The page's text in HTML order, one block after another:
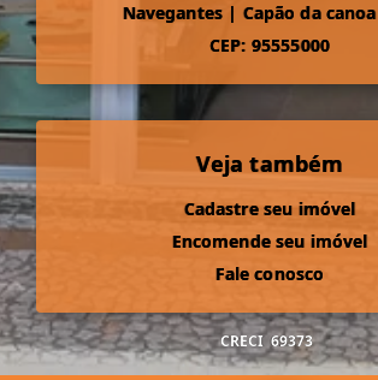
Navegantes | Capão da canoa
CEP: 95555000
Veja também
Cadastre seu imóvel
Encomende seu imóvel
Fale conosco
CRECI 69373